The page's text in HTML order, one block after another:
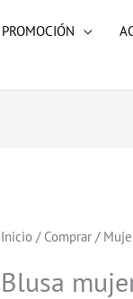
PROMOCIÓN
Inicio/ Comprar/
Blusa
Blusa
manga